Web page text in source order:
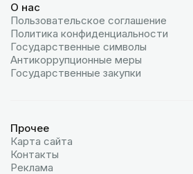
О нас
Пользовательское соглашение
Политика конфиденциальности
Государственные символы
Антикоррупционные меры
Государственные закупки
Прочее
Карта сайта
Контакты
Реклама